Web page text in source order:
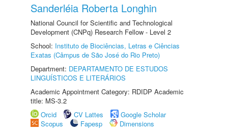
Sanderléia Roberta Longhin
National Council for Scientific and Technological
Development (CNPq) Research Fellow - Level 2
School: Instituto de Biociências, Letras e Ciências
Exatas (Câmpus de São José do Rio Preto)
Department: DEPARTAMENTO DE ESTUDOS
LINGUÍSTICOS E LITERÁRIOS
Academic Appointment Category: RDIDP Academic
title: MS-3.2
Orcid
CV Lattes
Google Scholar
Scopus
Fapesp
Dimensions